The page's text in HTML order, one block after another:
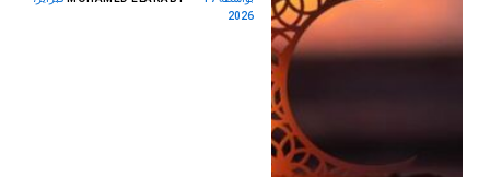
2026